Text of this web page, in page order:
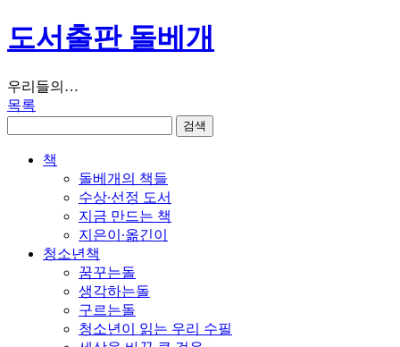
도서출판 돌베개
우리들의…
목록
책
돌베개의 책들
수상∙선정 도서
지금 만드는 책
지은이∙옮긴이
청소년책
꿈꾸는돌
생각하는돌
구르는돌
청소년이 읽는 우리 수필